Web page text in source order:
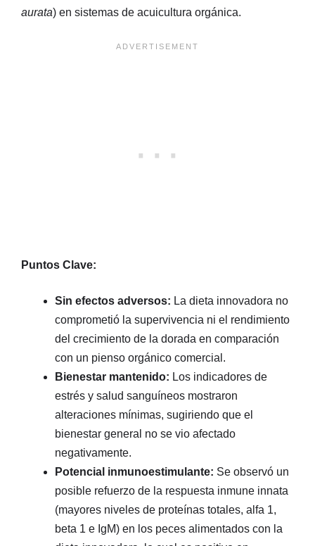
aurata) en sistemas de acuicultura orgánica.
Puntos Clave:
Sin efectos adversos: La dieta innovadora no
comprometió la supervivencia ni el rendimiento
del crecimiento de la dorada en comparación
con un pienso orgánico comercial.
Bienestar mantenido: Los indicadores de
estrés y salud sanguíneos mostraron
alteraciones mínimas, sugiriendo que el
bienestar general no se vio afectado
negativamente.
Potencial inmunoestimulante: Se observó un
posible refuerzo de la respuesta inmune innata
(mayores niveles de proteínas totales, alfa 1,
beta 1 e IgM) en los peces alimentados con la